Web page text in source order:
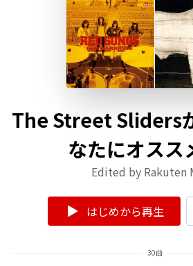
The Street Sliders
なたにオスス
Edited by Rakuten
はじめから再生
30曲